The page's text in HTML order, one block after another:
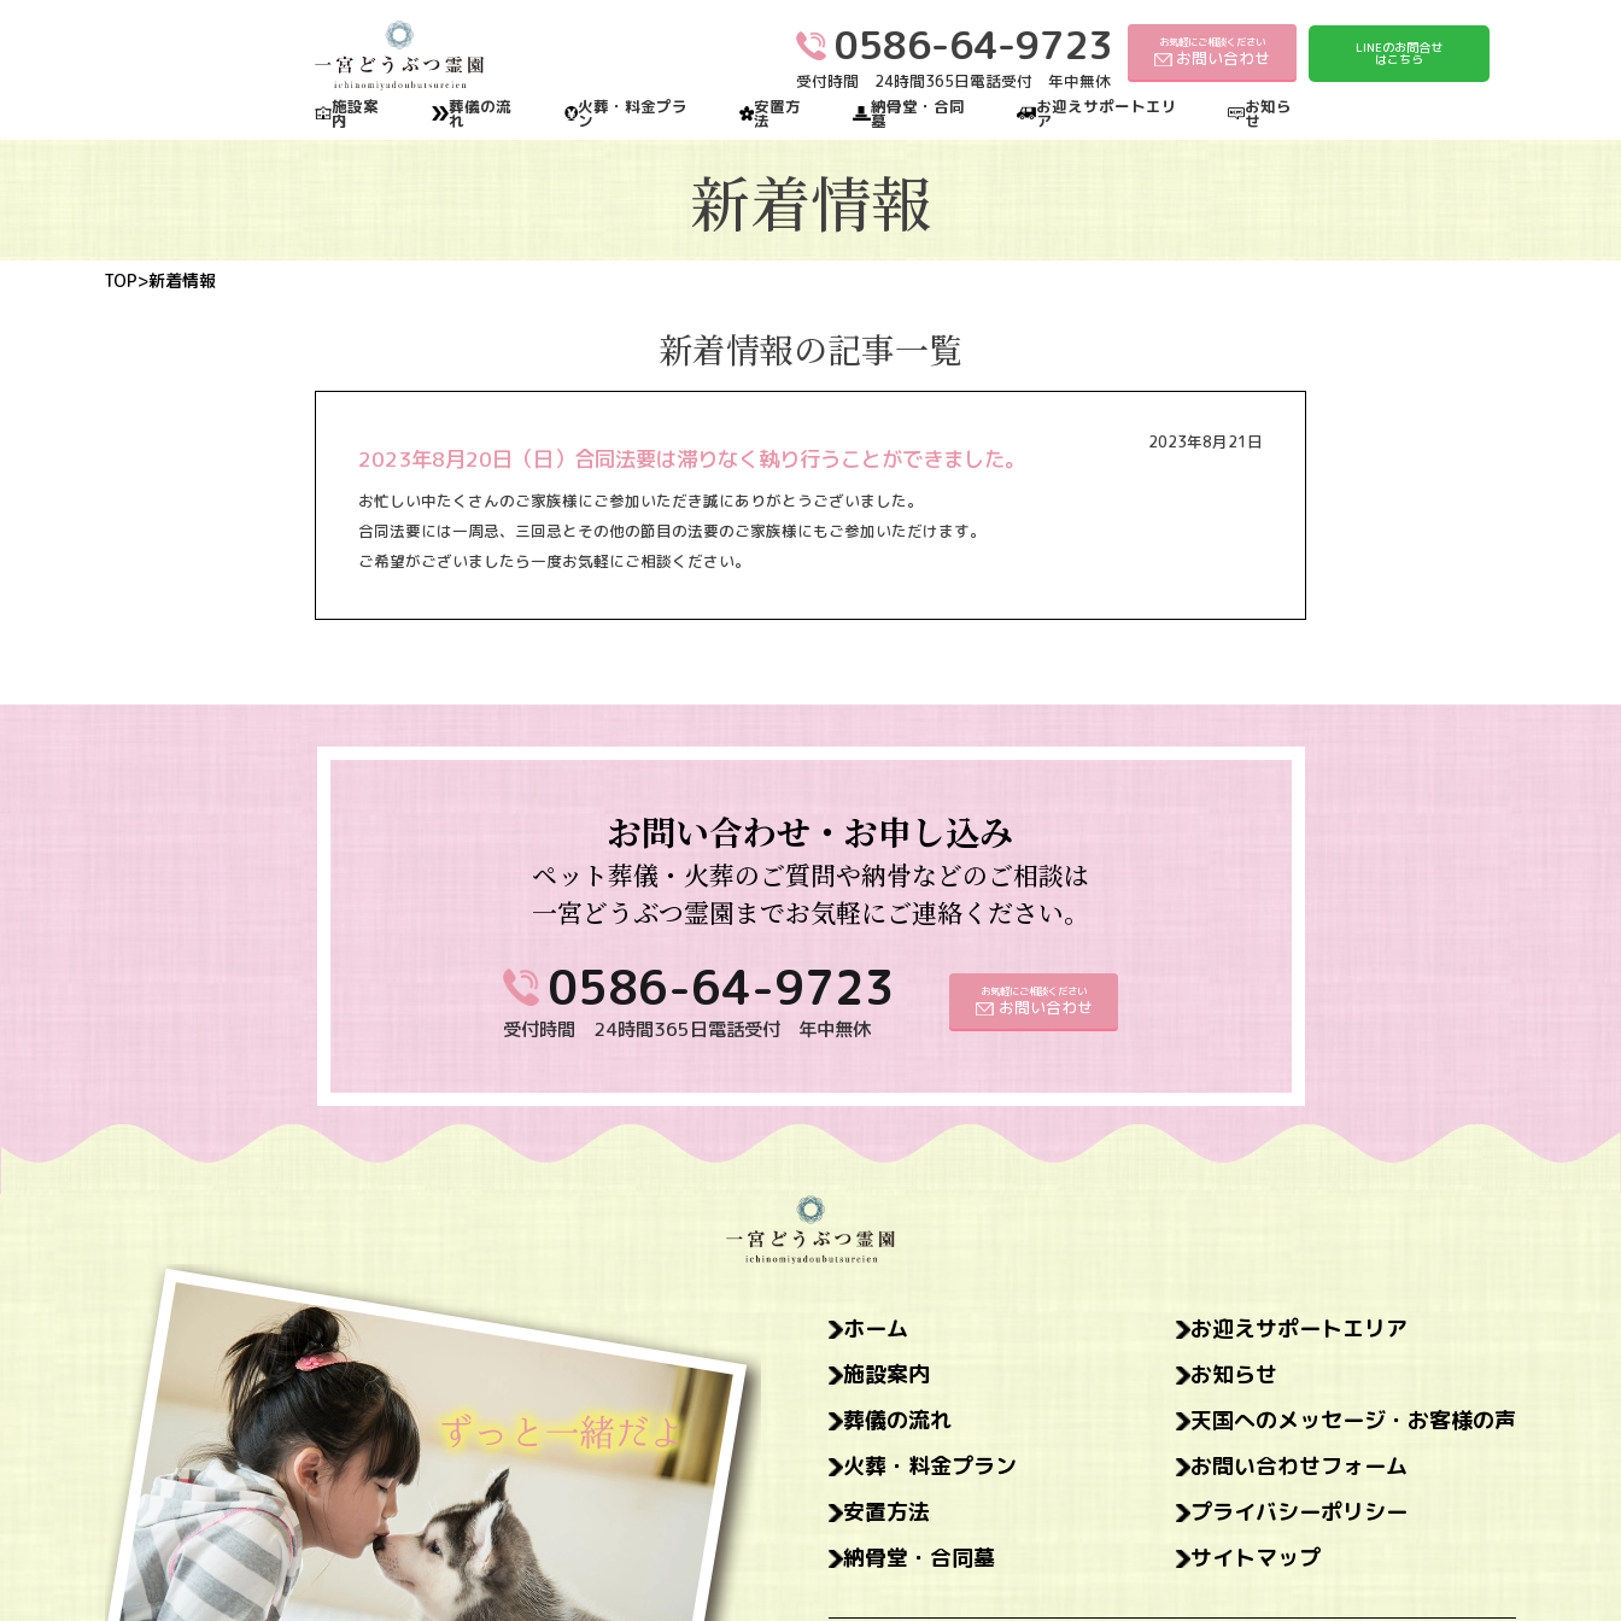
0586-64-9723
受付時間 24時間365日電話受付 年中無休
お気軽にご相談ください
お問い合わせ
LINEのお問合せ
はこちら
施設案
内
葬儀の流
れ
火葬・料金プラ
ン
安置方
法
納骨堂・合同
墓
お迎えサポートエリ
ア
お知ら
せ
新着情報
TOP>新着情報
新着情報の記事一覧
2023年8月21日
2023年8月20日（日）合同法要は滞りなく執り行うことができました。
お忙しい中たくさんのご家族様にご参加いただき誠にありがとうございました。
合同法要には一周忌、三回忌とその他の節目の法要のご家族様にもご参加いただけます。
ご希望がございましたら一度お気軽にご相談ください。
お問い合わせ・お申し込み
ペット葬儀・火葬のご質問や納骨などのご相談は
一宮どうぶつ霊園までお気軽にご連絡ください。
0586-64-9723
受付時間 24時間365日電話受付 年中無休
お気軽にご相談ください
お問い合わせ
ホーム
施設案内
葬儀の流れ
火葬・料金プラン
安置方法
納骨堂・合同墓
お迎えサポートエリア
お知らせ
天国へのメッセージ・お客様の声
お問い合わせフォーム
プライバシーポリシー
サイトマップ